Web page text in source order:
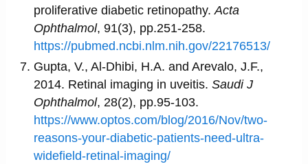
proliferative diabetic retinopathy.Acta
Ophthalmol, 91(3), pp.251-258.
https://pubmed.ncbi.nlm.nih.gov/22176513/
Gupta, V., Al-Dhibi, H.A. and Arevalo, J.F.,
2014. Retinal imaging in uveitis.Saudi J
Ophthalmol, 28(2), pp.95-103.
https://www.optos.com/blog/2016/Nov/two-
reasons-your-diabetic-patients-need-ultra-
widefield-retinal-imaging/